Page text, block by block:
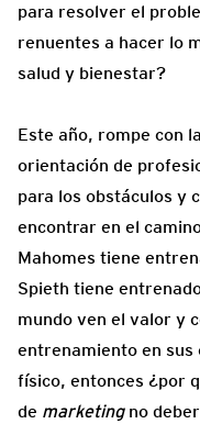
para resolver el
renuentes a hacer lo
salud y bienestar?
Este año, rompe con
orientación de
para los obstáculos y
encontrar en el
Mahomes tiene
Spieth tiene
mundo ven el valor y
entrenamiento en
físico, entonces ¿por
de marketingno